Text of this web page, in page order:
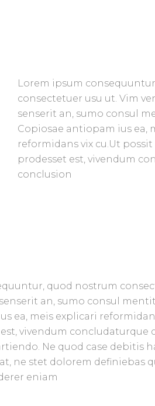
Lorem ipsum
consectetuer usu ut. Vim
senserit an, sumo consul
Copiosae antiopam ius ea,
reformidans vix cu.Ut
prodesset est, vivendum
conclusion
quod nostrum
an, sumo consul
ea, meis explicari
vivendum concludaturque
Ne quod case debitis
ne stet dolorem definiebas
eniam